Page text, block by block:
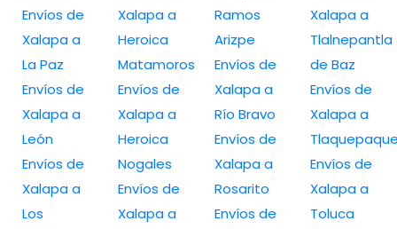
Envíos de
Xalapa a
La Paz
Envíos de
Xalapa a
León
Envíos de
Xalapa a
Los
Xalapa a
Heroica
Matamoros
Envíos de
Xalapa a
Heroica
Nogales
Envíos de
Xalapa a
Ramos
Arizpe
Envíos de
Xalapa a
Río Bravo
Envíos de
Xalapa a
Rosarito
Envíos de
Xalapa a
Tlalnepantla
de Baz
Envíos de
Xalapa a
Envíos de
Xalapa a
Toluca